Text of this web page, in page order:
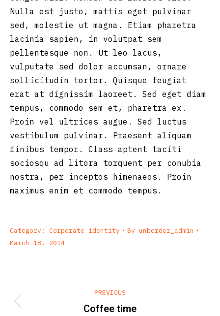
Nulla est justo, mattis eget pulvinar
sed, molestie ut magna. Etiam pharetra
lacinia sapien, in volutpat sem
pellentesque non. Ut leo lacus,
vulputate sed dolor accumsan, ornare
sollicitudin tortor. Quisque feugiat
erat at dignissim laoreet. Sed eget diam
tempus, commodo sem et, pharetra ex.
Proin vel ultrices augue. Sed luctus
vestibulum pulvinar. Praesent aliquam
finibus tempor. Class aptent taciti
sociosqu ad litora torquent per conubia
nostra, per inceptos himenaeos. Proin
maximus enim et commodo tempus.
Category: Corporate identity By unborder_admin
March 18, 2014
navigation
PREVIOUS
Previous
Coffee time